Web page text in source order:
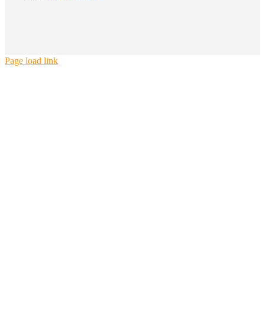
Page load link